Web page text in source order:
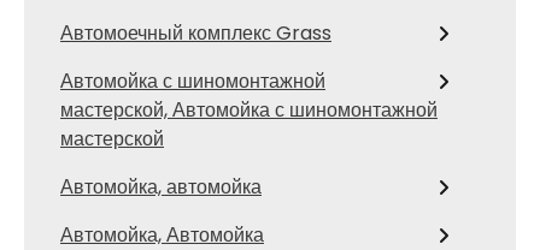
Автомоечный комплекс Grass
Автомойка с шиномонтажной
мастерской, Автомойка с шиномонтажной
мастерской
Автомойка, автомойка
Автомойка, Автомойка